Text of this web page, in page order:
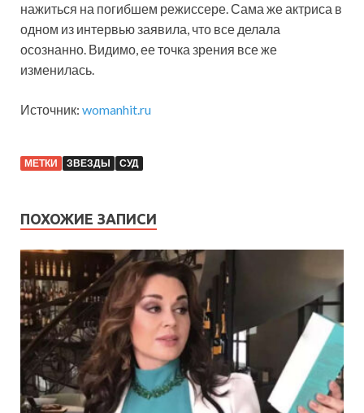
нажиться на погибшем режиссере. Сама же актриса в
одном из интервью заявила, что все делала
осознанно. Видимо, ее точка зрения все же
изменилась.
Источник: womanhit.ru
МЕТКИ ЗВЕЗДЫ СУД
ПОХОЖИЕ ЗАПИСИ